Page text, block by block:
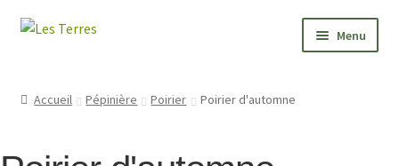
Aller
navigation
Aller
Menu
Accueil Pépinière Poirier Poirier d'automne